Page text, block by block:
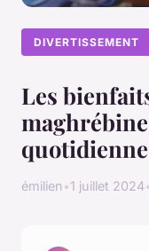
DIVERTISSEMENT
Les
quotidienne
émilien•1 juillet 2024•